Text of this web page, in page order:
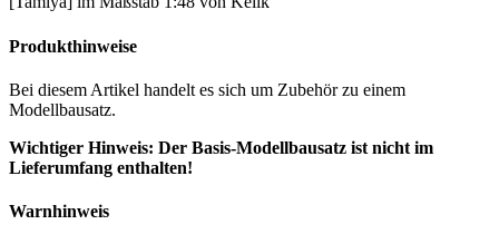
Produkthinweise
Bei diesem Artikel handelt es sich um Zubehör zu einem
Modellbausatz.
Wichtiger Hinweis: Der Basis-Modellbausatz ist nicht im
Lieferumfang enthalten!
Warnhinweis